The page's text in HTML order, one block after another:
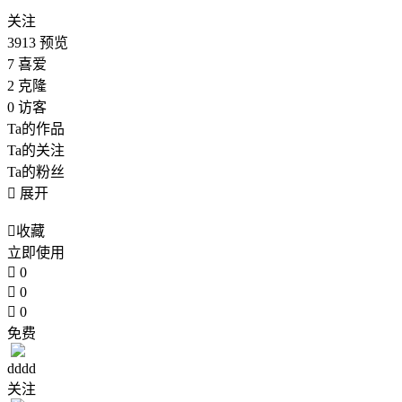
关注
3913 预览
7 喜爱
2 克隆
0 访客
Ta的作品
Ta的关注
Ta的粉丝
 展开
收藏
立即使用
 0
 0
 0
免费
dddd
关注